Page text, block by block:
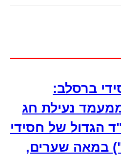
ברסלב:
נעילת חג
הגדול של חסידי
במאה שערים,